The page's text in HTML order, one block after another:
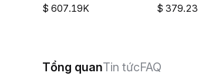
607.19K 379.23
Tổng quanTin tứcFAQ